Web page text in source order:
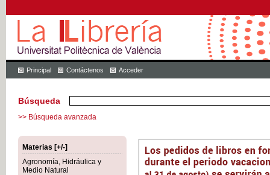
Principal Contáctenos Acceder
Búsqueda
>> Búsqueda avanzada
Materias [+/-]
Agronomía, Hidráulica y
Medio Natural